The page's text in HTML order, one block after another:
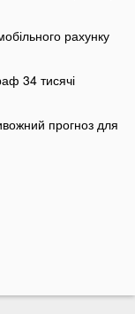
рахунку
34 тисячі
прогноз для
43-річний Герой